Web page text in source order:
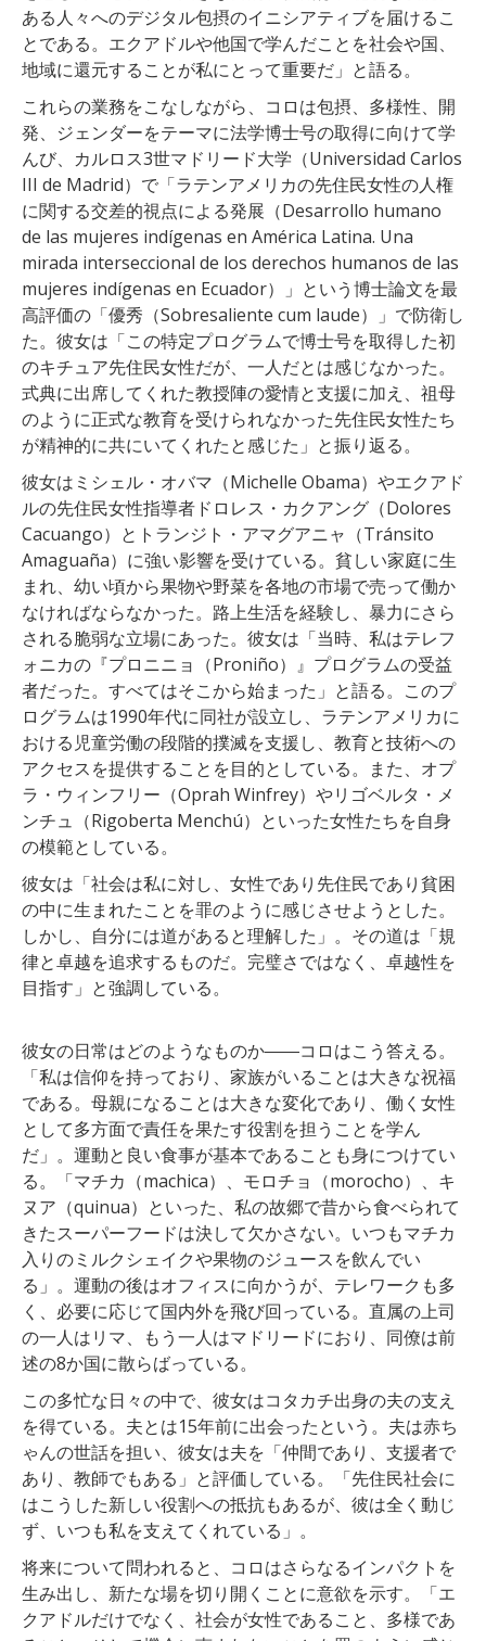
ある人々へのデジタル包摂のイニシアティブを届けるこ
とである。エクアドルや他国で学んだことを社会や国、
地域に還元することが私にとって重要だ」と語る。
これらの業務をこなしながら、コロは包摂、多様性、開
発、ジェンダーをテーマに法学博士号の取得に向けて学
んび、カルロス3世マドリード大学（Universidad Carlos
III de Madrid）で「ラテンアメリカの先住民女性の人権
に関する交差的視点による発展（Desarrollo humano
de las mujeres indígenas en América Latina. Una
mirada interseccional de los derechos humanos de las
mujeres indígenas en Ecuador）」という博士論文を最
高評価の「優秀（Sobresaliente cum laude）」で防衛し
た。彼女は「この特定プログラムで博士号を取得した初
のキチュア先住民女性だが、一人だとは感じなかった。
式典に出席してくれた教授陣の愛情と支援に加え、祖母
のように正式な教育を受けられなかった先住民女性たち
が精神的に共にいてくれたと感じた」と振り返る。
彼女はミシェル・オバマ（Michelle Obama）やエクアド
ルの先住民女性指導者ドロレス・カクアング（Dolores
Cacuango）とトランジト・アマグアニャ（Tránsito
Amaguaña）に強い影響を受けている。貧しい家庭に生
まれ、幼い頃から果物や野菜を各地の市場で売って働か
なければならなかった。路上生活を経験し、暴力にさら
される脆弱な立場にあった。彼女は「当時、私はテレフ
ォニカの『プロニニョ（Proniño）』プログラムの受益
者だった。すべてはそこから始まった」と語る。このプ
ログラムは1990年代に同社が設立し、ラテンアメリカに
おける児童労働の段階的撲滅を支援し、教育と技術への
アクセスを提供することを目的としている。また、オプ
ラ・ウィンフリー（Oprah Winfrey）やリゴベルタ・メ
ンチュ（Rigoberta Menchú）といった女性たちを自身
の模範としている。
彼女は「社会は私に対し、女性であり先住民であり貧困
の中に生まれたことを罪のように感じさせようとした。
しかし、自分には道があると理解した」。その道は「規
律と卓越を追求するものだ。完璧さではなく、卓越性を
目指す」と強調している。
彼女の日常はどのようなものか――コロはこう答える。
「私は信仰を持っており、家族がいることは大きな祝福
である。母親になることは大きな変化であり、働く女性
として多方面で責任を果たす役割を担うことを学ん
だ」。運動と良い食事が基本であることも身につけてい
る。「マチカ（machica）、モロチョ（morocho）、キ
ヌア（quinua）といった、私の故郷で昔から食べられて
きたスーパーフードは決して欠かさない。いつもマチカ
入りのミルクシェイクや果物のジュースを飲んでい
る」。運動の後はオフィスに向かうが、テレワークも多
く、必要に応じて国内外を飛び回っている。直属の上司
の一人はリマ、もう一人はマドリードにおり、同僚は前
述の8か国に散らばっている。
この多忙な日々の中で、彼女はコタカチ出身の夫の支え
を得ている。夫とは15年前に出会ったという。夫は赤ち
ゃんの世話を担い、彼女は夫を「仲間であり、支援者で
あり、教師でもある」と評価している。「先住民社会に
はこうした新しい役割への抵抗もあるが、彼は全く動じ
ず、いつも私を支えてくれている」。
将来について問われると、コロはさらなるインパクトを
生み出し、新たな場を切り開くことに意欲を示す。「エ
クアドルだけでなく、社会が女性であること、多様であ